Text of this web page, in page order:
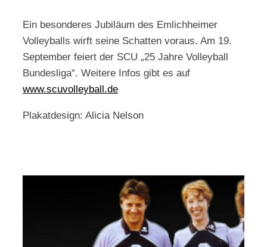
Ein besonderes Jubiläum des Emlichheimer
Volleyballs wirft seine Schatten voraus. Am 19.
September feiert der SCU „25 Jahre Volleyball
Bundesliga“. Weitere Infos gibt es auf
www.scuvolleyball.de
Plakatdesign: Alicia Nelson